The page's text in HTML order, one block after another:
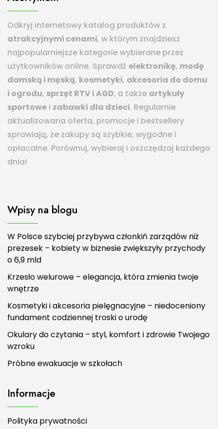
Odkryj internetowy katalog produktów z
atrakcyjnymi cenami, w którym znajdziesz
najpopularniejsze kategorie wybierane przez
użytkowników online. Sprawdź elektronikę, modę
damską i męską, kosmetyki, akcesoria do domu
i ogrodu, sprzęt RTV i AGD, a także artykuły
sportowe i zabawki dla dzieci. Regularnie
aktualizowana oferta, promocje i bestsellery
sprawiają, że zakupy są szybkie, wygodne i
opłacalne. Porównuj, wybieraj i oszczędzaj każdego
dnia!
Wpisy na blogu
W Polsce szybciej przybywa członkiń zarządów niż
prezesek – kobiety w biznesie zwiększyły przychody
o 6,9 mld
Krzesło welurowe – elegancja, która zmienia twoje
wnętrze
Kosmetyki i akcesoria pielęgnacyjne – niedoceniony
fundament codziennej troski o urodę
Okulary do czytania – styl, komfort i zdrowie Twojego
wzroku
Próbne ewakuacje w szkołach
Informacje
Polityka prywatności